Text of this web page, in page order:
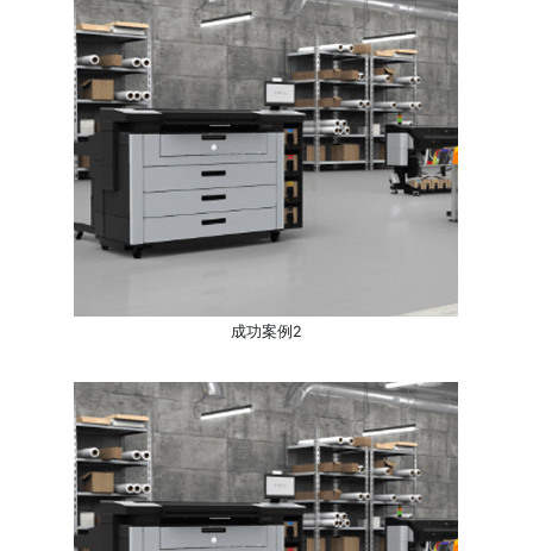
成功案例2